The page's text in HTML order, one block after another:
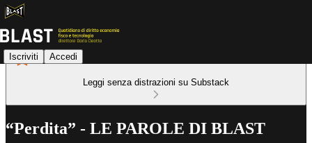
Iscriviti Accedi
Leggi senza distrazioni su Substack
“Perdita” - LE PAROLE DI BLAST